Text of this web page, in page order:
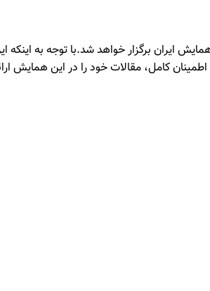
بین المللی مطالعات دانشگاهی مرکز همایش ایران برگزار خواهد شد.با
کامل، مقالات خود را در این همایش